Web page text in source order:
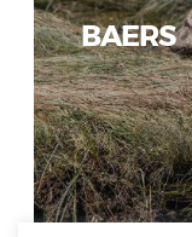
BAERS